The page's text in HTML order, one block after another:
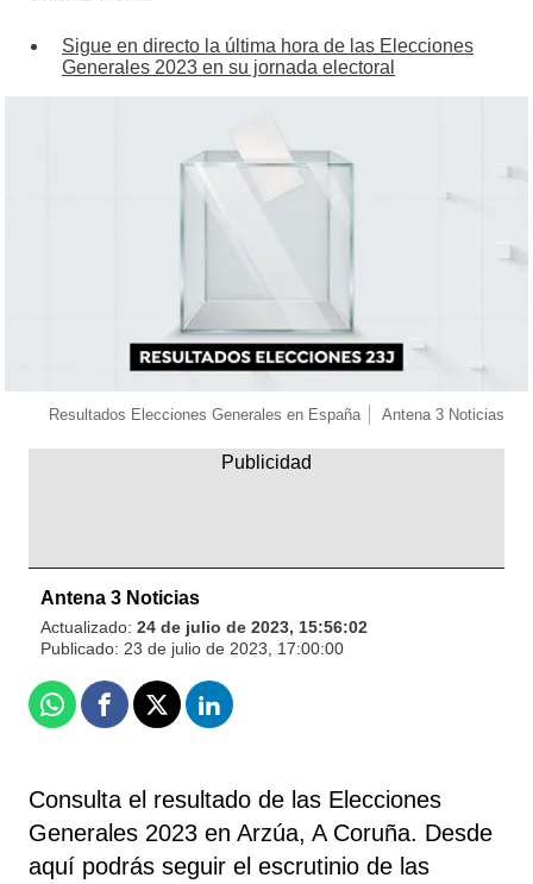
Sigue en directo la última hora de las Elecciones
Generales 2023 en su jornada electoral
Resultados Elecciones Generales en España Antena 3 Noticias
Antena 3 Noticias
Actualizado: 24 de julio de 2023, 15:56:02
Publicado: 23 de julio de 2023, 17:00:00
WhatsappFacebook
X Linkedin
Consulta el resultado de las Elecciones
Generales 2023 en Arzúa, A Coruña. Desde
aquí podrás seguir el escrutinio de las